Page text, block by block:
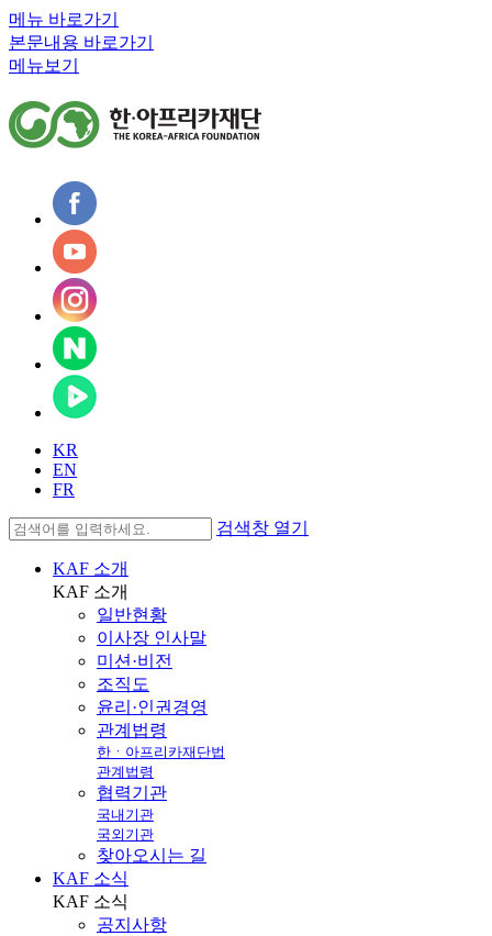
메뉴 바로가기
본문내용 바로가기
메뉴보기
KR
EN
FR
검색창 열기
KAF 소개
KAF 소개
일반현황
이사장 인사말
미션·비전
조직도
윤리·인권경영
관계법령
한ㆍ아프리카재단법
관계법령
협력기관
국내기관
국외기관
찾아오시는 길
KAF 소식
KAF 소식
공지사항